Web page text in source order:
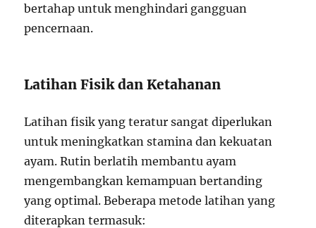
bertahap untuk menghindari gangguan
pencernaan.
Latihan Fisik dan Ketahanan
Latihan fisik yang teratur sangat diperlukan
untuk meningkatkan stamina dan kekuatan
ayam. Rutin berlatih membantu ayam
mengembangkan kemampuan bertanding
yang optimal. Beberapa metode latihan yang
diterapkan termasuk: